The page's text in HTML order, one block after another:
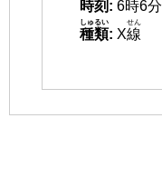
時刻 : 6時6分
種類
しゅるい
: X線
せん